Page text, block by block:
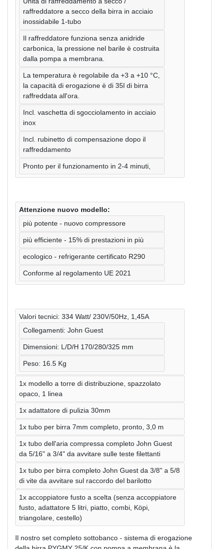
raffreddatore a secco della birra in acciaio
inossidabile 1-tubo
Il raffreddatore funziona senza anidride
carbonica, la pressione nel barile è costruita
dalla pompa a membrana.
La temperatura è regolabile da +3 a +10 °C,
la capacità di erogazione è di 35l di birra
raffreddata all'ora.
Incl. vaschetta di sgocciolamento in acciaio
inox
Incl. rubinetto di compensazione dopo il
raffreddamento
Pronto per il funzionamento in 2-4 minuti,
Attenzione nuovo modello:
più potente - nuovo compressore
più efficiente - 15% di prestazioni in più
ecologico - refrigerante certificato R290
Conforme al regolamento UE 2021
Valori tecnici: 334 Watt/ 230V/50Hz, 1,45A
Collegamenti: John Guest
Dimensioni: L/D/H 170/280/325 mm
Peso: 16.5 Kg
1x modello a torre di distribuzione, spazzolato
opaco, 1 linea
1x adattatore di pulizia 30mm
1x tubo per birra 7mm completo, pronto, 3,0 m
1x tubo dell'aria compressa completo John Guest
da 5/16" a 3/4" da avvitare sulle teste filettanti
1x tubo per birra completo John Guest da 3/8" a 5/8
di vite da avvitare sul raccordo del barilotto
1x accoppiatore fusto a scelta (senza accoppiatore
fusto, adattatore 5 litri, piatto, combi, Köpi,
triangolare, cestello)
Il nostro set completo sottobanco - sistema di erogazione